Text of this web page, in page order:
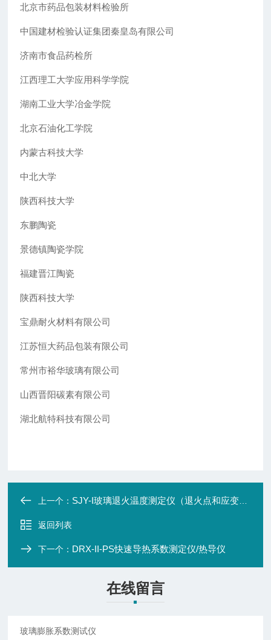
北京市药品包装材料检验所
中国建材检验认证集团秦皇岛有限公司
济南市食品药检所
江西理工大学应用科学学院
湖南工业大学冶金学院
北京石油化工学院
内蒙古科技大学
中北大学
陕西科技大学
东鹏陶瓷
景德镇陶瓷学院
福建晋江陶瓷
陕西科技大学
宝鼎耐火材料有限公司
江苏恒大药品包装有限公司
常州市裕华玻璃有限公司
山西晋阳碳素有限公司
湖北航特科技有限公司
上一个： SJY-I玻璃退火温度测定仪（退火点和应变点测定）
返回列表
下一个： DRX-II-PS快速导热系数测定仪/热导仪
在线留言